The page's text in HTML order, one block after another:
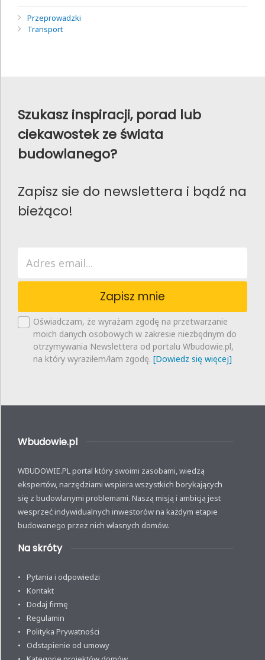
Przeprowadzki
Transport
Szukasz inspiracji, porad lub
ciekawostek ze świata
budowlanego?
Zapisz sie do newslettera i bądź na
bieżąco!
Zapisz mnie
Oświadczam, że wyrażam zgodę na przetwarzanie
moich danych osobowych w zakresie niezbędnym do
otrzymywania Newslettera od portalu Wbudowie.pl,
na który wyraziłem/łam zgodę. [Dowiedz się więcej]
Wbudowie.pl
WBUDOWIE.PL portal który swoimi zasobami, wiedzą
ekspertów, narzędziami wspiera wszystkich borykających
się z budowlanymi problemami. Naszą misją i ambicją jest
wesprzeć indywidualnych inwestorów na każdym etapie
budowanego przez nich własnych domów.
Na skróty
Pytania i odpowiedzi
Kontakt
Dodaj firmę
Regulamin
Polityka Prywatności
Odstąpienie od umowy